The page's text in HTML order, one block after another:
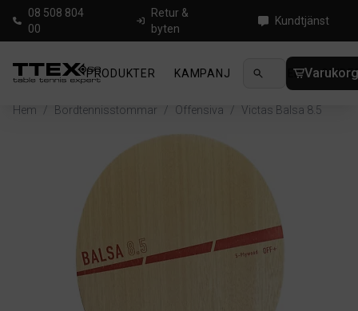
08 508 804
00
Retur &
byten
Kundtjänst
PRODUKTER KAMPANJ NYHETER
Hem / Bordtennisstommar / Offensiva / Victas Balsa 8.5